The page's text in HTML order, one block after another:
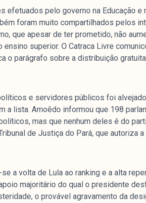
efetuados pelo governo na Educação
foram muito compartilhados pelos
que apesar de ter prometido, não
superior. O Catraca Livre
o parágrafo sobre a distribuição
e servidores públicos foi
a lista. Amoêdo informou que 198
mas que nenhum deles é do
de Justiça do Pará, que autoriza
a volta de Lula ao ranking e a alta
majoritário do qual o presidente
o provável agravamento da